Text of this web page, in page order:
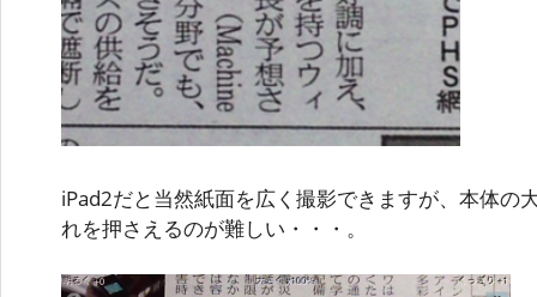
iPad2だと当然紙面を広く撮影できますが、本体の
れを押さえるのが難しい・・・。